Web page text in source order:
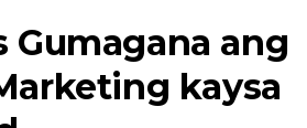
Gumagana ang
kaysa